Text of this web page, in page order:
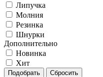
Липучка
Молния
Резинка
Шнурки
Дополнительно
Новинка
Хит
Подобрать Сбросить